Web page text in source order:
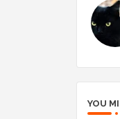
YOU